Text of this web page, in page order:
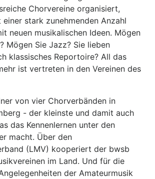
Chorvereine organisiert,
stark zunehmenden Anzahl
neuen musikalischen Ideen. Mögen
Mögen Sie Jazz? Sie lieben
klassisches Reportoire? All das
ist vertreten in den Vereinen des
von vier Chorverbänden in
- der kleinste und damit auch
das Kennenlernen unter den
macht. Über den
(LMV) kooperiert der bwsb
im Land. Und für die
der Amateurmusik